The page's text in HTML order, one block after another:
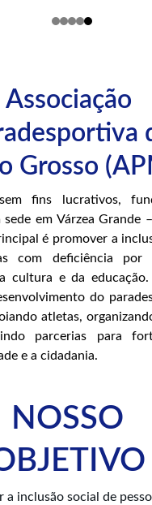
Associação
Grosso
fins lucrativos,
em Várzea Grande
é promover a
com deficiência por
cultura e da
do
atletas,
parcerias para
e a cidadania.
NOSSO
a inclusão social de